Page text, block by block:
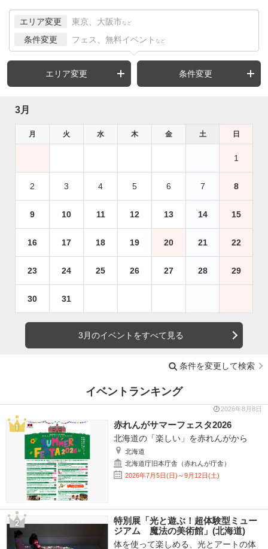
エリア変更 東京、大阪市 など
条件変更 フェス、無料イベント など
エリア変更 条件変更
3月
月 火 水 木 金 土 日
1
2 3 4 5 6 7 8
9 10 11 12 13 14 15
16 17 18 19 20 21 22
23 24 25 26 27 28 29
30 31
3月のイベントをすべて見る
条件を変更して検索
イベントランキング
2026年8月8日
赤れんがサマーフェスタ2026
北海道の「楽しい」を赤れんがから
北海道
北海道庁旧本庁舎（赤れんが庁舎）
2026年7月5日(日)～9月12日(土)
特別展「光と遊ぶ！超体験型ミュー
ジアム 魔法の美術館」(北海道)
体を使って楽しめる、光とアートの体